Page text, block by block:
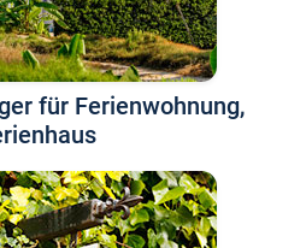
für Ferienwohnung,